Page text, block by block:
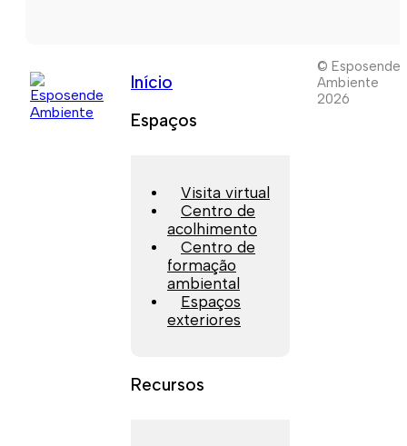
Início
Espaços
Visita virtual
Centro de
acolhimento
Centro de
formação
ambiental
Espaços
exteriores
Recursos
© Esposende
Ambiente
2026